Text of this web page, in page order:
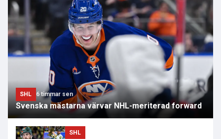
SHL 6 timmar sen
Svenska mästarna värvar NHL-meriterad forward
SHL